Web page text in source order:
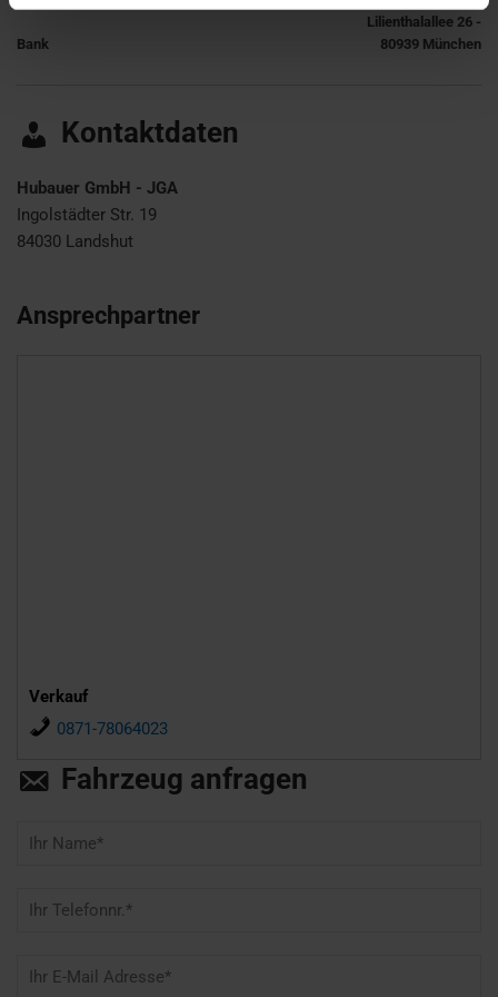
Bank
Lilienthalallee 26 -
80939 München
Kontaktdaten
Hubauer GmbH - JGA
Ingolstädter Str. 19
84030 Landshut
Ansprechpartner
Verkauf
0871-78064023
Fahrzeug anfragen